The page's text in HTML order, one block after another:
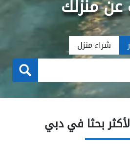
عن منزلك
شراء منزل
بحثا في دبي